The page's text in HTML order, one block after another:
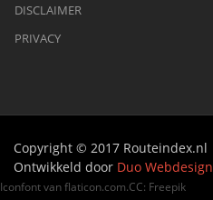
DISCLAIMER
PRIVACY
Copyright © 2017 Routeindex.nl
Ontwikkeld door Duo Webdesign
Iconfont vanflaticon.com.CC: Freepik